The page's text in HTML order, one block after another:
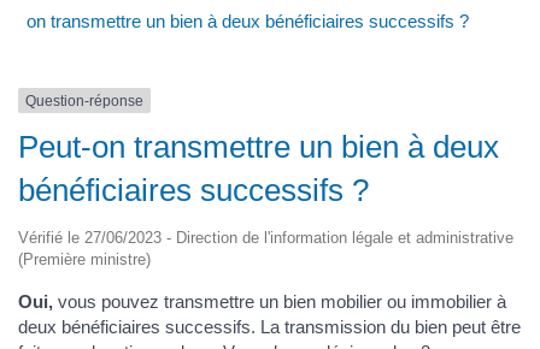
on transmettre un bien à deux bénéficiaires successifs ?
Question-réponse
Peut-on transmettre un bien à deux
bénéficiaires successifs ?
Vérifié le 27/06/2023 - Direction de l'information légale et administrative
(Première ministre)
Oui, vous pouvez transmettre un bien mobilier ou immobilier à
deux bénéficiaires successifs. La transmission du bien peut être